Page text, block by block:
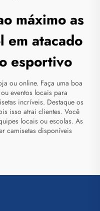
máximo as
em atacado
esportivo
ou online. Faça uma boa
eventos locais para
incríveis. Destaque os
isso atrai clientes. Você
locais ou escolas. As
camisetas disponíveis